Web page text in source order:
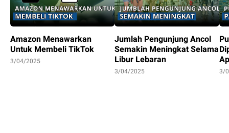
Amazon Menawarkan
Untuk Membeli TikTok
3/04/2025
Jumlah Pengunjung Ancol
Semakin Meningkat Selama
Libur Lebaran
3/04/2025 3/